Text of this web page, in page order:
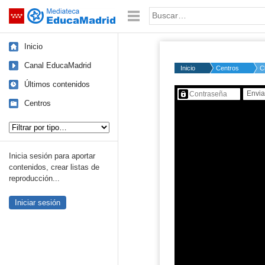
Saltar navegación Palabra o frase:
Inicio
Canal EducaMadrid
Últimos contenidos
Centros
Inicia sesión para aportar
contenidos, crear listas de
reproducción...
Iniciar sesión
Inicio Centros
Contenido protegido…